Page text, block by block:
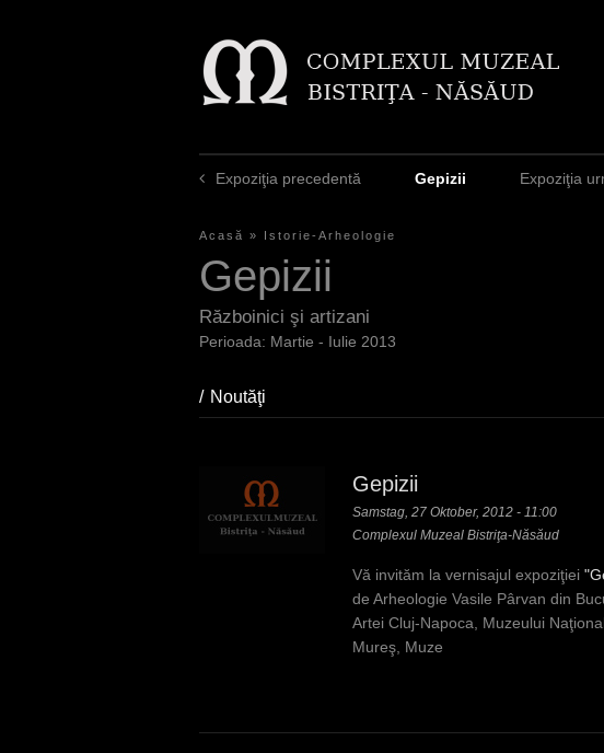
Expoziţia precedentă Gepizii Expoziţia
S
i
e
s
i
n
Acasă » Istorie-Arheologie
Gepizii
Războinici şi artizani
Martie - Iulie 2013
Noutăţi
Gepizii
Samstag, 27 Oktober, 2012 - 11:00
Complexul Muzeal Bistriţa-Năsăud
Vă invităm la vernisajul expoziţiei
de Arheologie Vasile Pârvan din
Artei Cluj-Napoca, Muzeului
Mureş, Muze